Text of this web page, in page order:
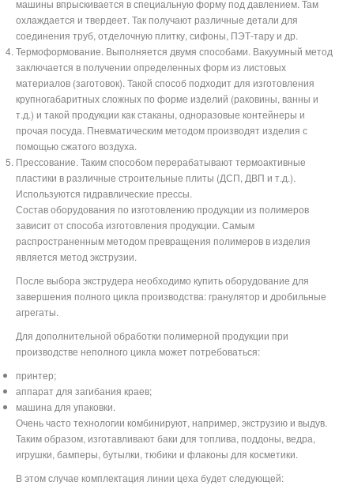
машины впрыскивается в специальную форму под давлением. Там
охлаждается и твердеет. Так получают различные детали для
соединения труб, отделочную плитку, сифоны, ПЭТ-тару и др.
Термоформование. Выполняется двумя способами. Вакуумный метод
заключается в получении определенных форм из листовых
материалов (заготовок). Такой способ подходит для изготовления
крупногабаритных сложных по форме изделий (раковины, ванны и
т.д.) и такой продукции как стаканы, одноразовые контейнеры и
прочая посуда. Пневматическим методом производят изделия с
помощью сжатого воздуха.
Прессование. Таким способом перерабатывают термоактивные
пластики в различные строительные плиты (ДСП, ДВП и т.д.).
Используются гидравлические прессы.
Состав оборудования по изготовлению продукции из полимеров
зависит от способа изготовления продукции. Самым
распространенным методом превращения полимеров в изделия
является метод экструзии.
После выбора экструдера необходимо купить оборудование для
завершения полного цикла производства: гранулятор и дробильные
агрегаты.
Для дополнительной обработки полимерной продукции при
производстве неполного цикла может потребоваться:
принтер;
аппарат для загибания краев;
машина для упаковки.
Очень часто технологии комбинируют, например, экструзию и выдув.
Таким образом, изготавливают баки для топлива, поддоны, ведра,
игрушки, бамперы, бутылки, тюбики и флаконы для косметики.
В этом случае комплектация линии цеха будет следующей: